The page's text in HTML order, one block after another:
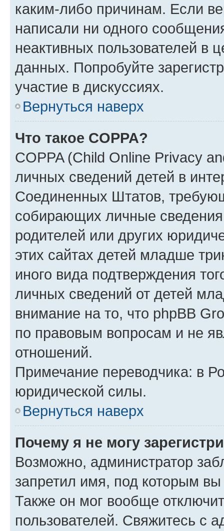
каким-либо причинам. Если
написали ни одного
неактивных пользователей в
данных. Попробуйте
участие в дискуссиях.
Вернуться наверх
Что такое COPPA?
COPPA (Child Online Privacy
личных сведений детей в
Соединенных Штатов,
собирающих личные
родителей или других
этих сайтах детей младше
иного вида подтверждения
личных сведений от детей
внимание на то, что phpBB
по правовым вопросам и не
отношений.
Примечание переводчика: в
юридической силы.
Вернуться наверх
Почему я не могу
Возможно, администратор
запретил имя, под которым вы
Также он мог вообще
пользователей. Свяжитесь с